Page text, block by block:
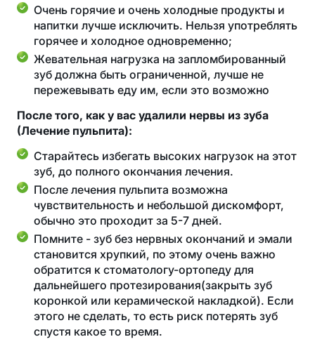
Очень горячие и очень холодные продукты и
напитки лучше исключить. Нельзя употреблять
горячее и холодное одновременно;
Жевательная нагрузка на запломбированный
зуб должна быть ограниченной, лучше не
пережевывать еду им, если это возможно
После того, как у вас удалили нервы из зуба
(Лечение пульпита):
Старайтесь избегать высоких нагрузок на этот
зуб, до полного окончания лечения.
После лечения пульпита возможна
чувствительность и небольшой дискомфорт,
обычно это проходит за 5-7 дней.
Помните - зуб без нервных окончаний и эмали
становится хрупкий, по этому очень важно
обратится к стоматологу-ортопеду для
дальнейшего протезирования(закрыть зуб
коронкой или керамической накладкой). Если
этого не сделать, то есть риск потерять зуб
спустя какое то время.